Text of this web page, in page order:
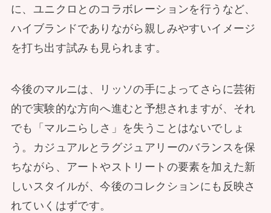
に、ユニクロとのコラボレーションを行うなど、
ハイブランドでありながら親しみやすいイメージ
を打ち出す試みも見られます。
今後のマルニは、リッソの手によってさらに芸術
的で実験的な方向へ進むと予想されますが、それ
でも「マルニらしさ」を失うことはないでしょ
う。カジュアルとラグジュアリーのバランスを保
ちながら、アートやストリートの要素を加えた新
しいスタイルが、今後のコレクションにも反映さ
れていくはずです。